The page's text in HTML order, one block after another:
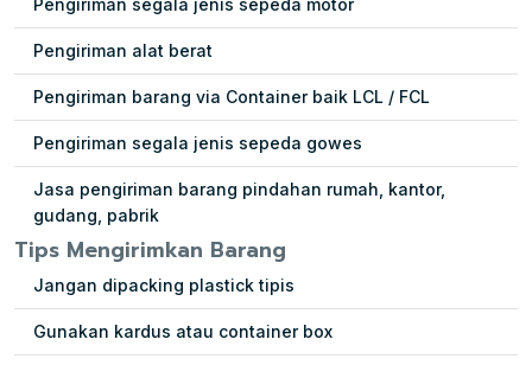
Pengiriman segala jenis sepeda motor
Pengiriman alat berat
Pengiriman barang via Container baik LCL / FCL
Pengiriman segala jenis sepeda gowes
Jasa pengiriman barang pindahan rumah, kantor,
gudang, pabrik
Tips Mengirimkan Barang
Jangan dipacking plastick tipis
Gunakan kardus atau container box